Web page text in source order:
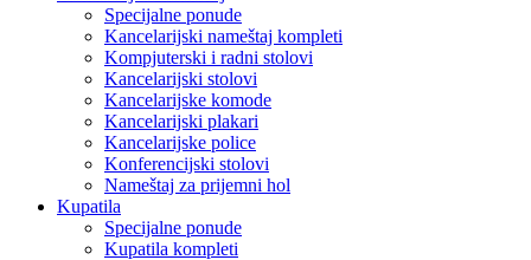
Specijalne ponude
Kancelarijski nameštaj kompleti
Kompjuterski i radni stolovi
Kancelarijski stolovi
Kancelarijske komode
Kancelarijski plakari
Kancelarijske police
Konferencijski stolovi
Nameštaj za prijemni hol
Kupatila
Specijalne ponude
Kupatila kompleti